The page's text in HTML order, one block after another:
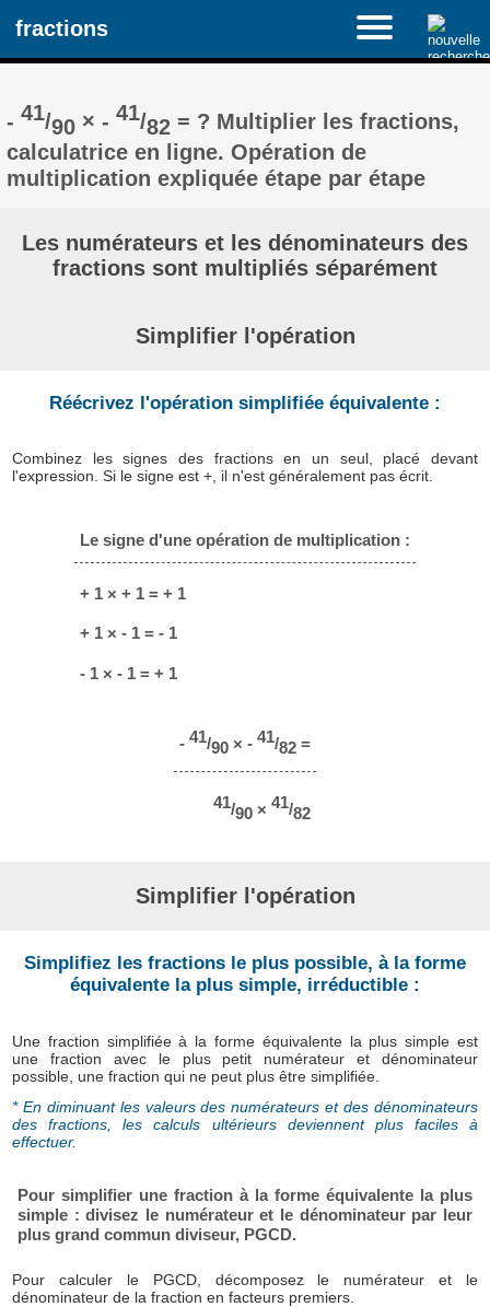
fractions
-41/90 × -41/82 = ? Multiplier les fractions,
calculatrice en ligne. Opération de
multiplication expliquée étape par étape
Les numérateurs et les dénominateurs des
fractions sont multipliés séparément
Simplifier l'opération
Réécrivez l'opération simplifiée équivalente :
Combinez les signes des fractions en un seul, placé devant
l'expression. Si le signe est +, il n'est généralement pas écrit.
Le signe d'une opération de multiplication :
+ 1 × + 1 = + 1
+ 1 × - 1 = - 1
- 1 × - 1 = + 1
- 41/90 × - 41/82 =
41/90 × 41/82
Simplifier l'opération
Simplifiez les fractions le plus possible, à la forme
équivalente la plus simple, irréductible :
Une fraction simplifiée à la forme équivalente la plus simple est
une fraction avec le plus petit numérateur et dénominateur
possible, une fraction qui ne peut plus être simplifiée.
* En diminuant les valeurs des numérateurs et des dénominateurs
des fractions, les calculs ultérieurs deviennent plus faciles à
effectuer.
Pour simplifier une fraction à la forme équivalente la plus
simple : divisez le numérateur et le dénominateur par leur
plus grand commun diviseur, PGCD.
Pour calculer le PGCD, décomposez le numérateur et le
dénominateur de la fraction en facteurs premiers.